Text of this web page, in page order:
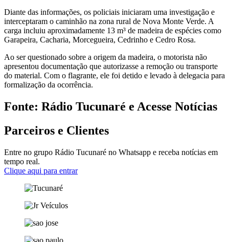
Diante das informações, os policiais iniciaram uma investigação e
interceptaram o caminhão na zona rural de Nova Monte Verde. A
carga incluiu aproximadamente 13 m³ de madeira de espécies como
Garapeira, Cacharia, Morcegueira, Cedrinho e Cedro Rosa.
Ao ser questionado sobre a origem da madeira, o motorista não
apresentou documentação que autorizasse a remoção ou transporte
do material. Com o flagrante, ele foi detido e levado à delegacia para
formalização da ocorrência.
Fonte: Rádio Tucunaré e Acesse Notícias
Parceiros e Clientes
Entre no grupo Rádio Tucunaré no Whatsapp e receba notícias em
tempo real.
Clique aqui para entrar